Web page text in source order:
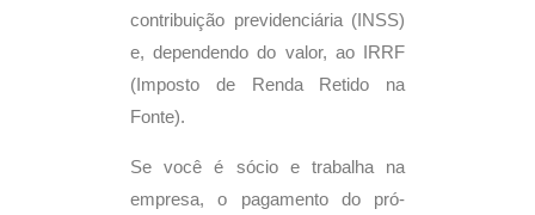
contribuição previdenciária (INSS)
e, dependendo do valor, ao IRRF
(Imposto de Renda Retido na
Fonte).
Se você é sócio e trabalha na
empresa, o pagamento do pró-